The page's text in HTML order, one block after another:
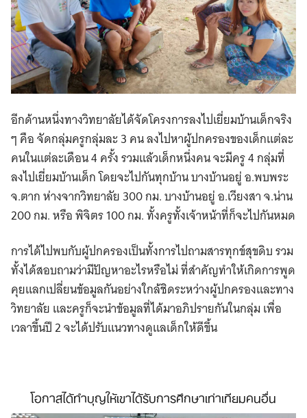
อีกด้านหนึ่งทางวิทยาลัย​ได้จัดโครงการลงไปเยี่ยมบ้านเด็กจริง
ๆ คือ จัดกลุ่มครูกลุ่มละ 3 คน ลงไปหาผู้ปกครองของเด็กแต่ละ
คนในแต่ละเดือน 4 ครั้ง รวมแล้วเด็กหนึ่งคน จะมีครู 4 กลุ่มที่
ลงไปเยี่ยมบ้านเด็ก โดยจะไปกันทุกบ้าน บางบ้านอยู่ อ.พบพระ
จ.ตาก ห่างจากวิทยาลัย 300 กม. บางบ้านอยู่ อ.เวียงสา จ.น่าน
200 กม. หรือ พิจิตร 100 กม. ทั้งครูทั้งเจ้าหน้าที่ก็จะไปกันหมด
การได้ไปพบกับผู้ปกครองเป็นทั้งการไปถามสารทุกข์สุขดิบ รวม
ทั้งได้สอบถามว่ามีปัญหาอะไรหรือไม่ ​ที่สำคัญทำให้เกิดการพูด
คุยแลกเปลี่ยนข้อมูลกันอย่างใกล้ชิดระหว่างผู้ปกครองและทาง
วิทยาลัย และครูก็จะนำข้อมูลที่ได้มาอภิปรายกันในกลุ่ม เพื่อ
เวลาขึ้นปี 2 จะได้ปรับแนวทางดูแลเด็กให้ดีขึ้น
โอกาสได้ทำบุญให้เขาได้รับการศึกษาเท่าเทียมคนอื่น